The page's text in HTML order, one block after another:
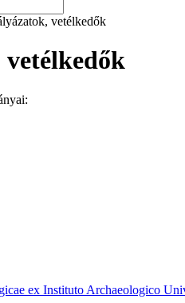
vetélkedők
ex Instituto Archaeologico